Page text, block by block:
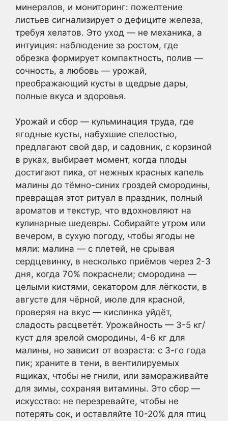
минералов, и мониторинг: пожелтение
листьев сигнализирует о дефиците железа,
требуя хелатов. Это уход — не механика, а
интуиция: наблюдение за ростом, где
обрезка формирует компактность, полив —
сочность, а любовь — урожай,
преображающий кусты в щедрые дары,
полные вкуса и здоровья.
Урожай и сбор — кульминация труда, где
ягодные кусты, набухшие спелостью,
предлагают свой дар, и садовник, с корзиной
в руках, выбирает момент, когда плоды
достигают пика, от нежных красных капель
малины до тёмно-синих гроздей смородины,
превращая этот ритуал в праздник, полный
ароматов и текстур, что вдохновляют на
кулинарные шедевры. Собирайте утром или
вечером, в сухую погоду, чтобы ягоды не
мяли: малина — с плетей, не срывая
сердцевинку, в несколько приёмов через 2-3
дня, когда 70% покраснели; смородина —
целыми кистями, секатором для лёгкости, в
августе для чёрной, июле для красной,
проверяя на вкус — кислинка уйдёт,
сладость расцветёт. Урожайность — 3-5 кг/
куст для зрелой смородины, 4-6 кг для
малины, но зависит от возраста: с 3-го года
пик; храните в тени, в вентилируемых
ящиках, чтобы не гнили, или замораживайте
для зимы, сохраняя витамины. Это сбор —
искусство: не перезревайте, чтобы не
потерять сок, и оставляйте 10-20% для птиц